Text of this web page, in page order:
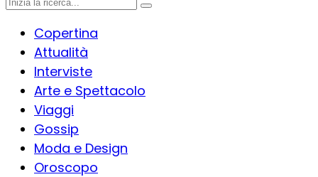
Copertina
Attualità
Interviste
Arte e Spettacolo
Viaggi
Gossip
Moda e Design
Oroscopo